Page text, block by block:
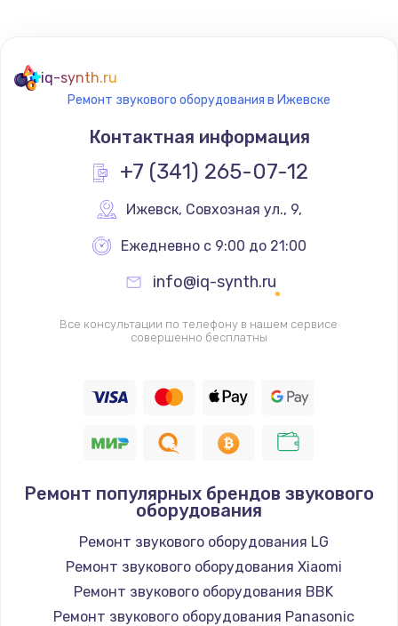
iq-synth.ru
Ремонт звукового оборудования в Ижевске
Контактная информация
+7 (341) 265-07-12
Ижевск, Совхозная ул., 9,
Ежедневно с 9:00 до 21:00
info@iq-synth.ru
Все консультации по телефону в нашем сервисе
совершенно бесплатны
Ремонт популярных брендов звукового
оборудования
Ремонт звукового оборудования LG
Ремонт звукового оборудования Xiaomi
Ремонт звукового оборудования BBK
Ремонт звукового оборудования Panasonic